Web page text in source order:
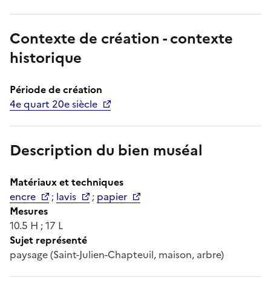
Contexte de création - contexte
historique
Période de création
4e quart 20e siècle
Description du bien muséal
Matériaux et techniques
encre
; lavis ; papier
Mesures
10.5 H ; 17 L
Sujet représenté
paysage (Saint-Julien-Chapteuil, maison, arbre)